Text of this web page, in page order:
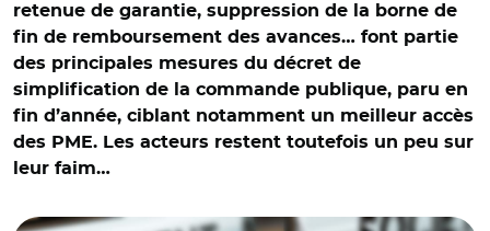
retenue de garantie, suppression de la borne de
fin de remboursement des avances… font partie
des principales mesures du décret de
simplification de la commande publique, paru en
fin d’année, ciblant notamment un meilleur accès
des PME. Les acteurs restent toutefois un peu sur
leur faim…